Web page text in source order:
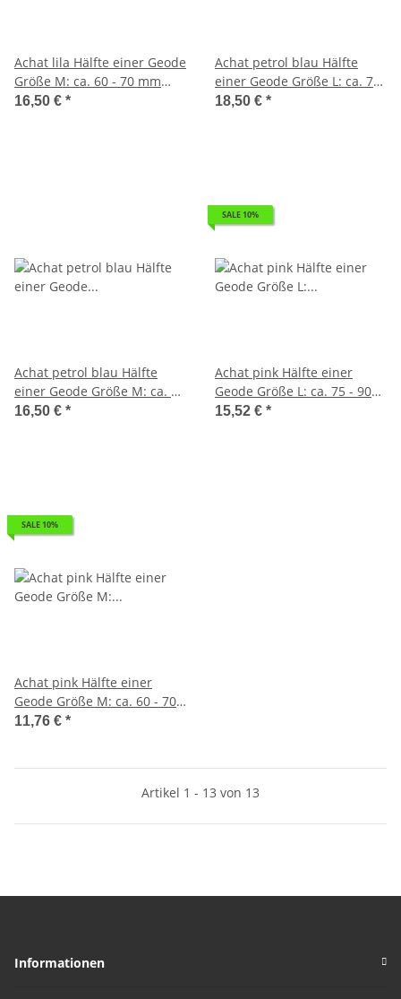
Achat lila Hälfte einer Geode
Größe M: ca. 60 - 70 mm
aufgeschnitten, poliert und
16,50 € *
Achat petrol blau Hälfte
einer Geode Größe L: ca. 75-
90 mm aufgeschnitten,
18,50 € *
Achat petrol blau Hälfte
einer Geode Größe M: ca. 60
- 70 mm aufgeschnitten,
16,50 € *
SALE 10%
Achat pink Hälfte einer
Geode Größe L: ca. 75 - 90
mm aufgeschnitten, poliert
15,52 € *
SALE 10%
Achat pink Hälfte einer
Geode Größe M: ca. 60 - 70
mm aufgeschnitten, poliert
11,76 € *
Artikel 1 - 13 von 13
Informationen